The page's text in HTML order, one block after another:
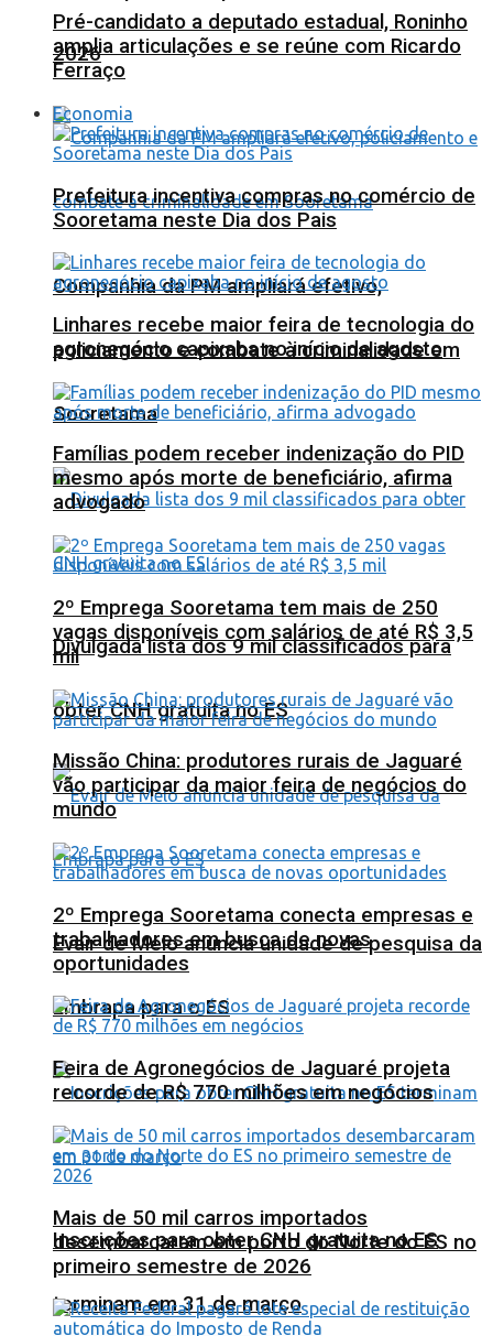
2026
Companhia da PM ampliará efetivo,
policiamento e combate à criminalidade em
Sooretama
Divulgada lista dos 9 mil classificados para
obter CNH gratuita no ES
Evair de Melo anuncia unidade de pesquisa da
Embrapa para o ES
Inscrições para obter CNH gratuita no ES
terminam em 31 de março
Pré-candidato a deputado estadual, Roninho
amplia articulações e se reúne com Ricardo
Ferraço
Economia
Prefeitura incentiva compras no comércio de
Sooretama neste Dia dos Pais
Linhares recebe maior feira de tecnologia do
agronegócio capixaba no início de agosto
Famílias podem receber indenização do PID
mesmo após morte de beneficiário, afirma
advogado
2º Emprega Sooretama tem mais de 250
vagas disponíveis com salários de até R$ 3,5
mil
Missão China: produtores rurais de Jaguaré
vão participar da maior feira de negócios do
mundo
2º Emprega Sooretama conecta empresas e
trabalhadores em busca de novas
oportunidades
Feira de Agronegócios de Jaguaré projeta
recorde de R$ 770 milhões em negócios
Mais de 50 mil carros importados
desembarcaram em porto do Norte do ES no
primeiro semestre de 2026